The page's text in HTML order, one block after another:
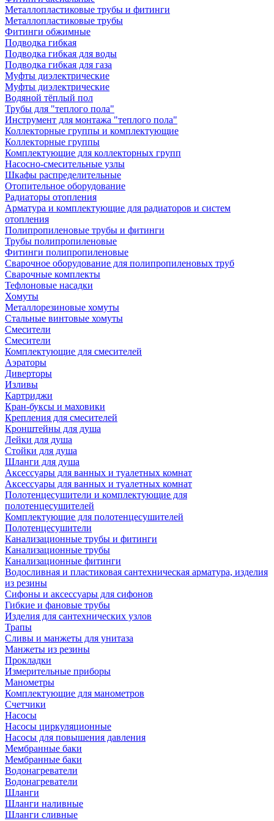
Металлопластиковые трубы и фитинги
Металлопластиковые трубы
Фитинги обжимные
Подводка гибкая
Подводка гибкая для воды
Подводка гибкая для газа
Муфты диэлектрические
Муфты диэлектрические
Водяной тёплый пол
Трубы для "теплого пола"
Инструмент для монтажа "теплого пола"
Коллекторные группы и комплектующие
Коллекторные группы
Комплектующие для коллекторных групп
Насосно-смесительные узлы
Шкафы распределительные
Отопительное оборудование
Радиаторы отопления
Арматура и комплектующие для радиаторов и систем
отопления
Полипропиленовые трубы и фитинги
Трубы полипропиленовые
Фитинги полипропиленовые
Сварочное оборудование для полипропиленовых труб
Сварочные комплекты
Тефлоновые насадки
Хомуты
Металлорезиновые хомуты
Стальные винтовые хомуты
Смесители
Смесители
Комплектующие для смесителей
Аэраторы
Диверторы
Изливы
Картриджи
Кран-буксы и маховики
Крепления для смесителей
Кронштейны для душа
Лейки для душа
Стойки для душа
Шланги для душа
Аксессуары для ванных и туалетных комнат
Аксессуары для ванных и туалетных комнат
Полотенцесушители и комплектующие для
полотенцесушителей
Комплектующие для полотенцесушителей
Полотенцесушители
Канализационные трубы и фитинги
Канализационные трубы
Канализационные фитинги
Водосливная и пластиковая сантехническая арматура, изделия
из резины
Сифоны и аксессуары для сифонов
Гибкие и фановые трубы
Изделия для сантехнических узлов
Трапы
Сливы и манжеты для унитаза
Манжеты из резины
Прокладки
Измерительные приборы
Манометры
Комплектующие для манометров
Счетчики
Насосы
Насосы циркуляционные
Насосы для повышения давления
Мембранные баки
Мембранные баки
Водонагреватели
Водонагреватели
Шланги
Шланги наливные
Шланги сливные